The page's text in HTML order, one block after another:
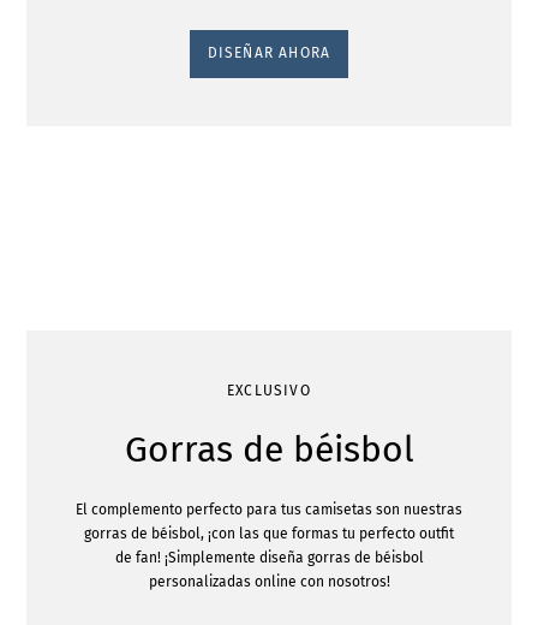
DISEÑAR AHORA
EXCLUSIVO
Gorras de béisbol
El complemento perfecto para tus camisetas son nuestras
gorras de béisbol, ¡con las que formas tu perfecto outfit
de fan! ¡Simplemente diseña gorras de béisbol
personalizadas online con nosotros!